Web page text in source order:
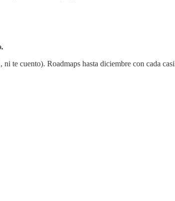
cuento). Roadmaps hasta diciembre con cada